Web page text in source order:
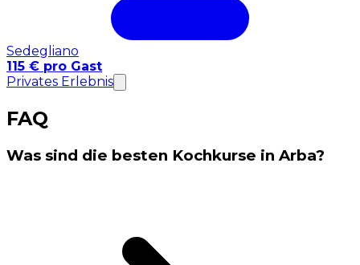
Sedegliano
115 € pro Gast
Privates Erlebnis
FAQ
Was sind die besten Kochkurse in Arba?